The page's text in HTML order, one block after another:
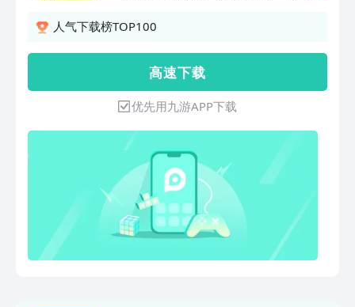
外地图上探索采集，获得各种物资资源来
熊、还有矿井里的怪物也收获了小鸟、小
兔子、小狗等一众伙伴餐厅也从当初的破
烂简陋，逐渐变得豪华高端，森林里有趣
的客人络绎不绝不仅有大厨做菜，还有精
美下午茶，客人累了还可以直接去楼上的
旅店休息是不是自己每天出门采集太累
了？没关系，我们还会奇妙的遇到牛拼
拼，你可以雇佣他替你出门干活还有更多
丰富的内容，有趣的经历，快来和我们一
起经营“熊猫餐厅”吧！《熊猫餐厅》是一
款独特有趣的模拟经营+养成探索的游
人气下载榜TOP100
高 速 下 载
优先用九游APP下载